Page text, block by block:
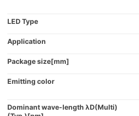
LED Type
Application
Package size[mm]
Emitting color
Dominant wave-length λD(Multi)